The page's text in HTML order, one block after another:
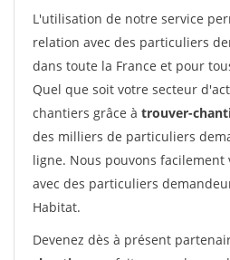
L'utilisation de notre service
relation avec des particuliers
dans toute la France et pour
Quel que soit votre secteur
chantiers grâce à trouver-
des milliers de particuliers
ligne. Nous pouvons
avec des particuliers
Habitat.
Devenez dès à présent